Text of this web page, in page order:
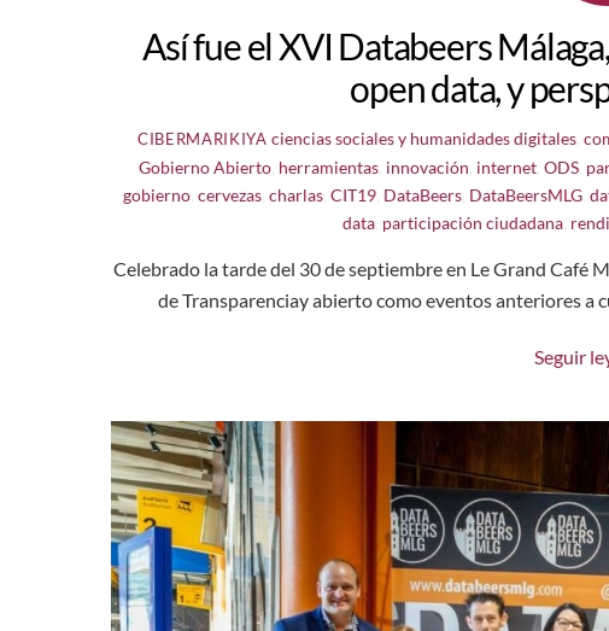
Así fue el XVI Databeers
open data, y
CIBERMARIKIYA ciencias sociales y humanidades digitales,
Gobierno Abierto, herramientas, innovación internet, ODS,
gobierno, cervezas, charlas, CIT19, DataBeers, DataBeersMLG,
data, participación ciudadana,
Celebrado la tarde del 30 de septiembre en Le Grand Café
de Transparenciay abierto como eventos anteriores
Seguir